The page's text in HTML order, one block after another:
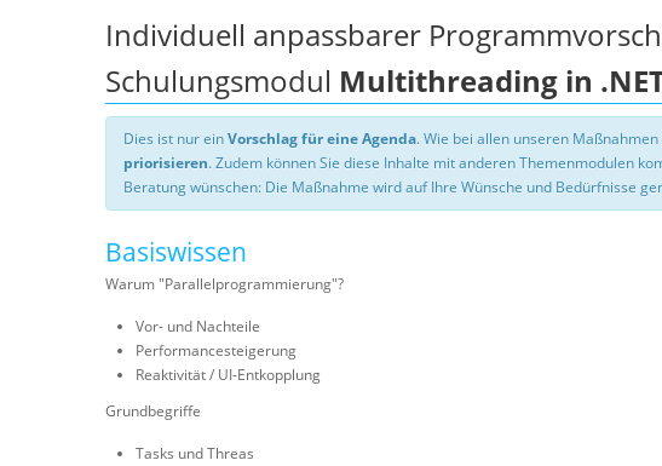
Individuell anpassbarer
Schulungsmodul Multithreading in
Dies ist nur einVorschlag für eine Agenda. Wie bei allen unseren Maßnahmen
priorisieren. Zudem können Sie diese Inhalte mit anderen Themenmodulen
Beratung wünschen: Die Maßnahme wird auf Ihre Wünsche und Bedürfnisse
Basiswissen
Warum "Parallelprogrammierung"?
Vor- und Nachteile
Performancesteigerung
Reaktivität / UI-Entkopplung
Grundbegriffe
Tasks und Threas